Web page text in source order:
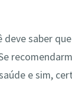
deve saber
e sim,